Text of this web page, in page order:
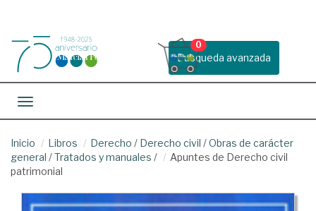
Busqueda avanzada
0
Toggle navigation
Inicio Libros Derecho / Derecho civil /Obras de carácter
general /Tratados y manuales /
Apuntes de Derecho civil
patrimonial